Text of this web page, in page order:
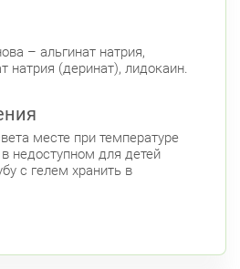
– альгинат натрия,
натрия (деринат), лидокаин.
месте при температуре
недоступном для детей
с гелем хранить в